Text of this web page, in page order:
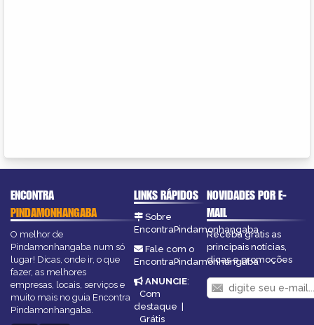
ENCONTRA
PINDAMONHANGABA
O melhor de
Pindamonhangaba num só
lugar! Dicas, onde ir, o que
fazer, as melhores
empresas, locais, serviços e
muito mais no guia Encontra
Pindamonhangaba.
LINKS RÁPIDOS
Sobre
EncontraPindamonhangaba
Fale com o
EncontraPindamonhangaba
ANUNCIE:
Com
destaque |
Grátis
NOVIDADES POR E-
MAIL
Receba grátis as
principais notícias,
dicas e promoções